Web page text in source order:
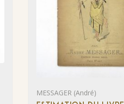
MESSAGER (André)